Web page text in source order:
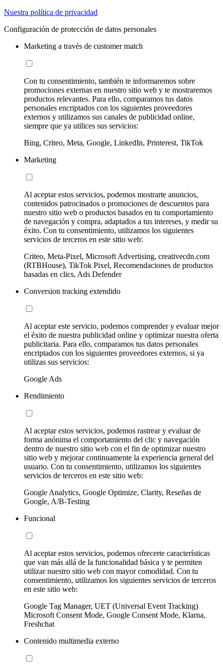
Nuestra política de privacidad
Configuración de protección de datos personales
Marketing a través de customer match
Con tu consentimiento, también te informaremos sobre
promociones externas en nuestro sitio web y te mostraremos
productos relevantes. Para ello, comparamos tus datos
personales encriptados con los siguientes proveedores
externos y utilizamos sus canales de publicidad online,
siempre que ya utilices sus servicios:
Bing, Criteo, Meta, Google, LinkedIn, Printerest, TikTok
Marketing
Al aceptar estos servicios, podemos mostrarte anuncios,
contenidos patrocinados o promociones de descuentos para
nuestro sitio web o productos basados en tu comportamiento
de navegación y compra, adaptados a tus intereses, y medir su
éxito. Con tu consentimiento, utilizamos los siguientes
servicios de terceros en este sitio web:
Criteo, Meta-Pixel, Microsoft Advertising, creativecdn.com
(RTBHouse), TikTok Pixel, Recomendaciones de productos
basadas en clics, Ads Defender
Conversion tracking extendido
Al aceptar este servicio, podemos comprender y evaluar mejor
el éxito de nuestra publicidad online y optimizar nuestra oferta
publicitaria. Para ello, comparamos tus datos personales
encriptados con los siguientes proveedores externos, si ya
utilizas sus servicios:
Google Ads
Rendimiento
Al aceptar estos servicios, podemos rastrear y evaluar de
forma anónima el comportamiento del clic y navegación
dentro de nuestro sitio web con el fin de optimizar nuestro
sitio web y mejorar continuamente la experiencia general del
usuario. Con tu consentimiento, utilizamos los siguientes
servicios de terceros en este sitio web:
Google Analytics, Google Optimize, Clarity, Reseñas de
Google, A/B-Testing
Funcional
Al aceptar estos servicios, podemos ofrecerte características
que van más allá de la funcionalidad básica y te permiten
utilizar nuestro sitio web con mayor comodidad. Con tu
consentimiento, utilizamos los siguientes servicios de terceros
en este sitio web:
Google Tag Manager, UET (Universal Event Tracking)
Microsoft Consent Mode, Google Consent Mode, Klarna,
Freshchat
Contenido multimedia externo